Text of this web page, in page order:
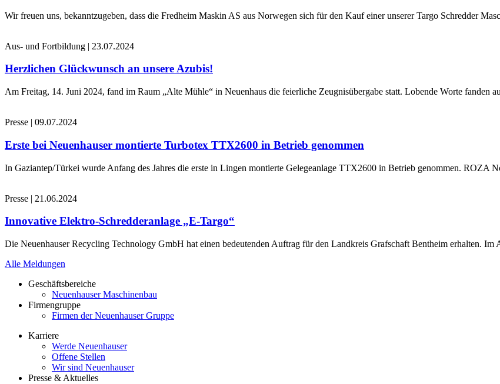
Wir freuen uns, bekanntzugeben, dass die Fredheim Maskin AS aus Norwegen sich für den Kauf einer unserer Targo Schredder
Aus- und Fortbildung | 23.07.2024
Herzlichen Glückwunsch an unsere Azubis!
Am Freitag, 14. Juni 2024, fand im Raum „Alte Mühle“ in Neuenhaus die feierliche Zeugnisübergabe statt. Lobende Worte fanden
Presse | 09.07.2024
Erste bei Neuenhauser montierte Turbotex TTX2600 in Betrieb genommen
In Gaziantep/Türkei wurde Anfang des Jahres die erste in Lingen montierte Gelegeanlage TTX2600 in Betrieb genommen. ROZA
Presse | 21.06.2024
Innovative Elektro-Schredderanlage „E-Targo“
Die Neuenhauser Recycling Technology GmbH hat einen bedeutenden Auftrag für den Landkreis Grafschaft Bentheim erhalten. Im
Alle Meldungen
Geschäftsbereiche
Neuenhauser Maschinenbau
Firmengruppe
Firmen der Neuenhauser Gruppe
Karriere
Werde Neuenhauser
Offene Stellen
Wir sind Neuenhauser
Presse & Aktuelles